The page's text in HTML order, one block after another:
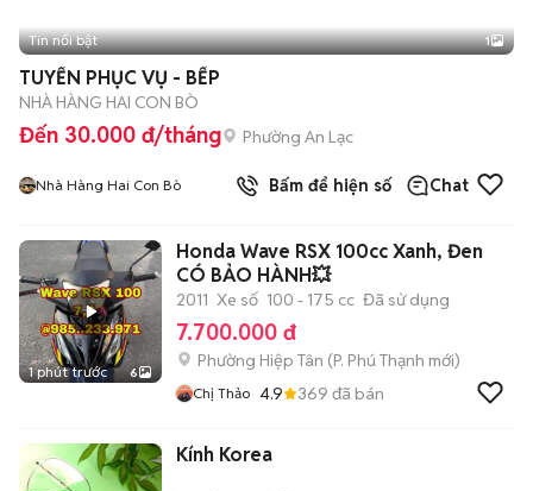
Tin nổi bật 1
TUYỂN PHỤC VỤ - BẾP
NHÀ HÀNG HAI CON BÒ
Đến 30.000 đ/tháng Phường An Lạc
Nhà Hàng Hai Con Bò Bấm để hiện số Chat
1 phút trước 6
Honda Wave RSX 100cc Xanh, Đen
CÓ BẢO HÀNH💥
2011 Xe số 100 - 175 cc Đã sử dụng
7.700.000 đ
Phường Hiệp Tân (P. Phú Thạnh mới)
Chị Thảo 4.9 369 đã bán
Kính Korea